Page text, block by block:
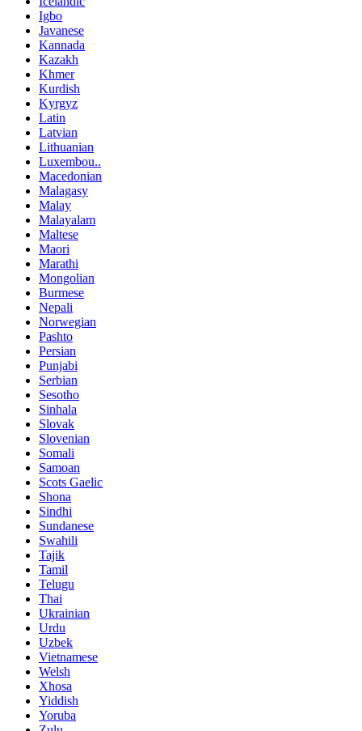
Igbo
Javanese
Kannada
Kazakh
Khmer
Kurdish
Kyrgyz
Latin
Latvian
Lithuanian
Luxembou..
Macedonian
Malagasy
Malay
Malayalam
Maltese
Maori
Marathi
Mongolian
Burmese
Nepali
Norwegian
Pashto
Persian
Punjabi
Serbian
Sesotho
Sinhala
Slovak
Slovenian
Somali
Samoan
Scots Gaelic
Shona
Sindhi
Sundanese
Swahili
Tajik
Tamil
Telugu
Thai
Ukrainian
Urdu
Uzbek
Vietnamese
Welsh
Xhosa
Yiddish
Yoruba